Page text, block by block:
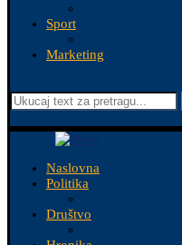
Sport
Marketing
Naslovna
Politika
Društvo